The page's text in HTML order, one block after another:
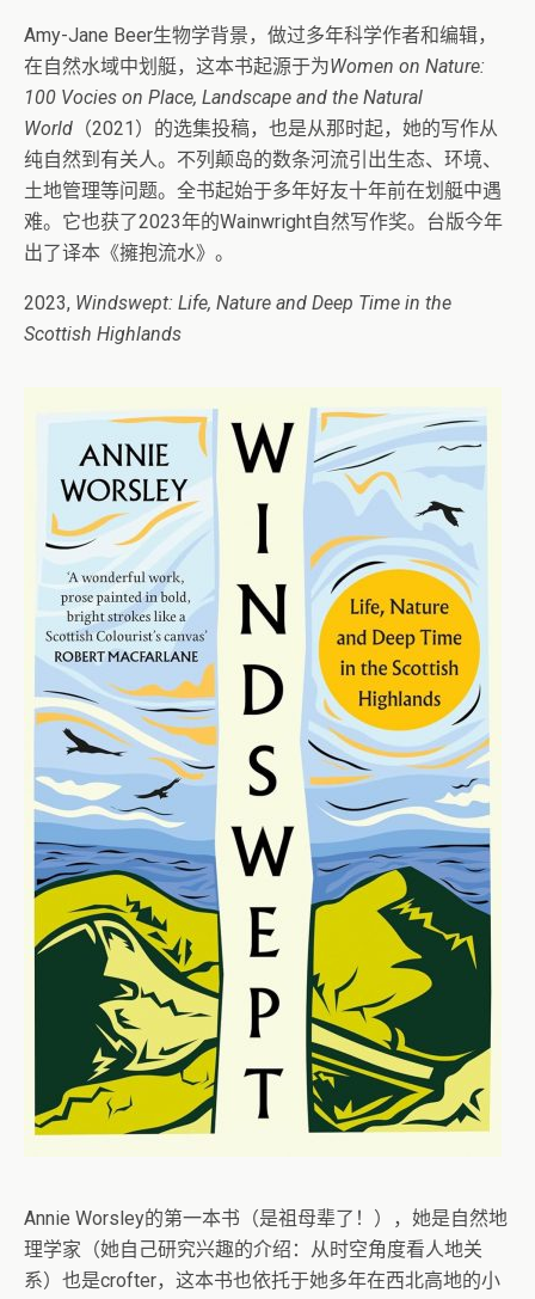
Amy-Jane Beer生物学背景，做过多年科学作者和编辑，
在自然水域中划艇，这本书起源于为Women on Nature:
100 Vocies on Place, Landscape and the Natural
World （2021）的选集投稿，也是从那时起，她的写作从
纯自然到有关人。不列颠岛的数条河流引出生态、环境、
土地管理等问题。全书起始于多年好友十年前在划艇中遇
难。它也获了2023年的Wainwright自然写作奖。台版今年
出了译本《擁抱流水》。
2023, Windswept: Life, Nature and Deep Time in the
Scottish Highlands
Annie Worsley的第一本书（是祖母辈了！），她是自然地
理学家（她自己研究兴趣的介绍：从时空角度看人地关
系）也是crofter，这本书也依托于她多年在西北高地的小